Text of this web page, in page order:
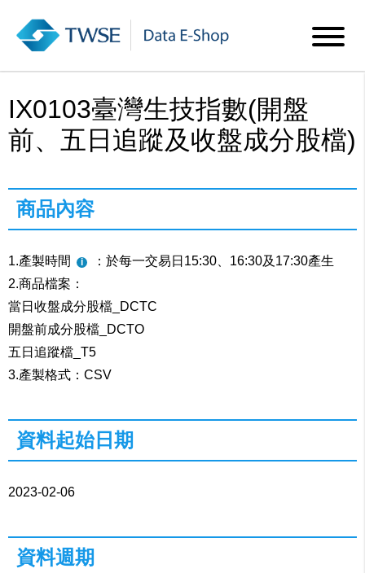
IX0103臺灣生技指數(開盤
前、五日追蹤及收盤成分股檔)
商品內容
1.產製時間
：於每一交易日15:30、16:30及17:30產生
2.商品檔案：
當日收盤成分股檔_DCTC
開盤前成分股檔_DCTO
五日追蹤檔_T5
3.產製格式：CSV
資料起始日期
2023-02-06
資料週期